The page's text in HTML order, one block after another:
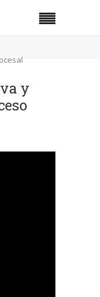
proceso
y